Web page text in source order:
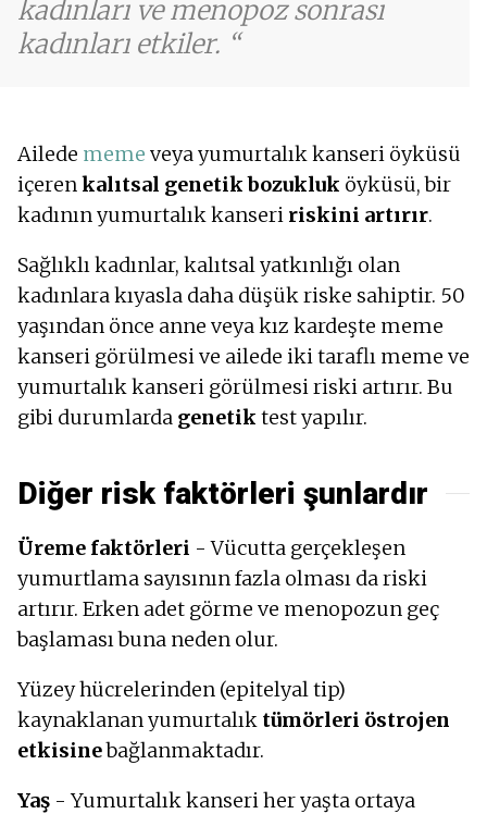
kadınları ve menopoz sonrası
kadınları etkiler.
Ailede meme veya yumurtalık kanseri öyküsü
içeren kalıtsal genetik bozukluk öyküsü, bir
kadının yumurtalık kanseri riskini artırır.
Sağlıklı kadınlar, kalıtsal yatkınlığı olan
kadınlara kıyasla daha düşük riske sahiptir. 50
yaşından önce anne veya kız kardeşte meme
kanseri görülmesi ve ailede iki taraflı meme ve
yumurtalık kanseri görülmesi riski artırır. Bu
gibi durumlarda genetik test yapılır.
Diğer risk faktörleri şunlardır
Üreme faktörleri - Vücutta gerçekleşen
yumurtlama sayısının fazla olması da riski
artırır. Erken adet görme ve menopozun geç
başlaması buna neden olur.
Yüzey hücrelerinden (epitelyal tip)
kaynaklanan yumurtalık tümörleri östrojen
etkisinebağlanmaktadır.
Yaş - Yumurtalık kanseri her yaşta ortaya